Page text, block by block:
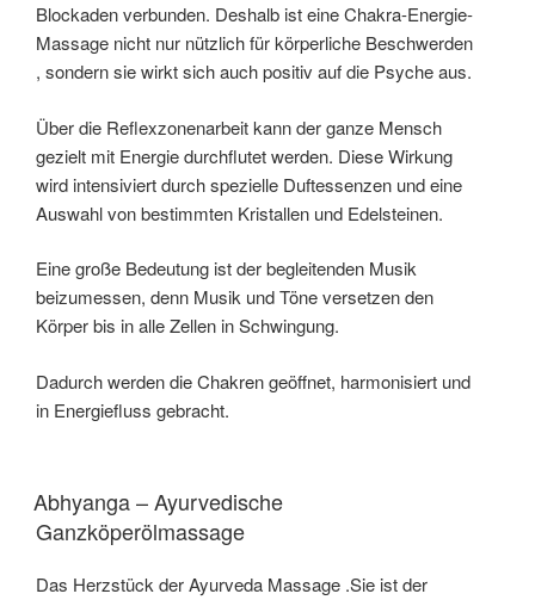
Blockaden verbunden. Deshalb ist eine Chakra-Energie-
Massage nicht nur nützlich für körperliche Beschwerden
, sondern sie wirkt sich auch positiv auf die Psyche aus.
Über die Reflexzonenarbeit kann der ganze Mensch
gezielt mit Energie durchflutet werden. Diese Wirkung
wird intensiviert durch spezielle Duftessenzen und eine
Auswahl von bestimmten Kristallen und Edelsteinen.
Eine große Bedeutung ist der begleitenden Musik
beizumessen, denn Musik und Töne versetzen den
Körper bis in alle Zellen in Schwingung.
Dadurch werden die Chakren geöffnet, harmonisiert und
in Energiefluss gebracht.
Abhyanga – Ayurvedische
Ganzköperölmassage
Das Herzstück der Ayurveda Massage .Sie ist der